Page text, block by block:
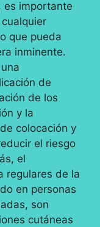
es importante
que pueda
inminente.
de
de los
y la
colocación y
el riesgo
el
regulares de la
en personas
son
cutáneas